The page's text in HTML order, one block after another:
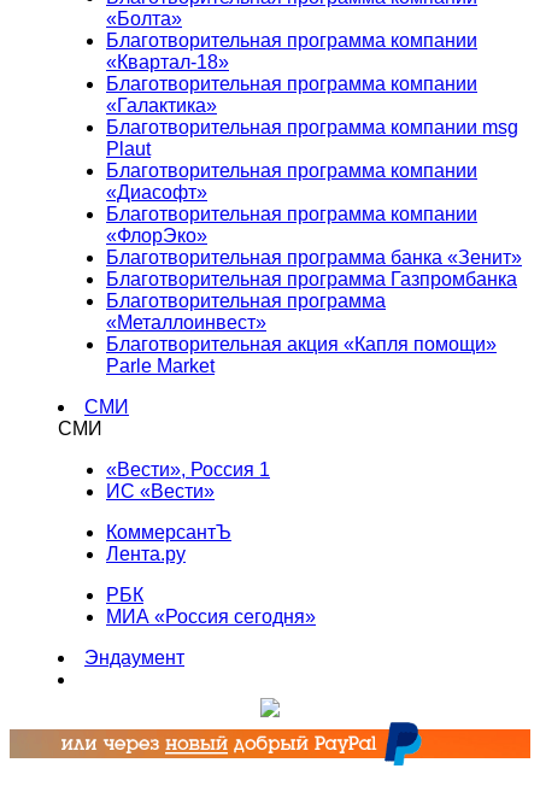
«Болта»
Благотворительная программа компании
«Квартал-18»
Благотворительная программа компании
«Галактика»
Благотворительная программа компании msg
Plaut
Благотворительная программа компании
«Диасофт»
Благотворительная программа компании
«ФлорЭко»
Благотворительная программа банка «Зенит»
Благотворительная программа Газпромбанка
Благотворительная программа
«Металлоинвест»
Благотворительная акция «Капля помощи»
Parle Market
СМИ
СМИ
«Вести», Россия 1
ИС «Вести»
КоммерсантЪ
Лента.ру
РБК
МИА «Россия сегодня»
Эндаумент